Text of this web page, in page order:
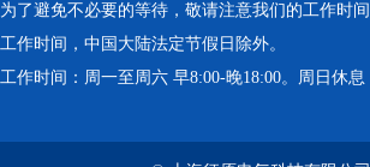
为了避免不必要的等待，敬请注意我们的工作时
工作时间，中国大陆法定节假日除外。
工作时间：周一至周六 早8:00-晚18:00。周日休息